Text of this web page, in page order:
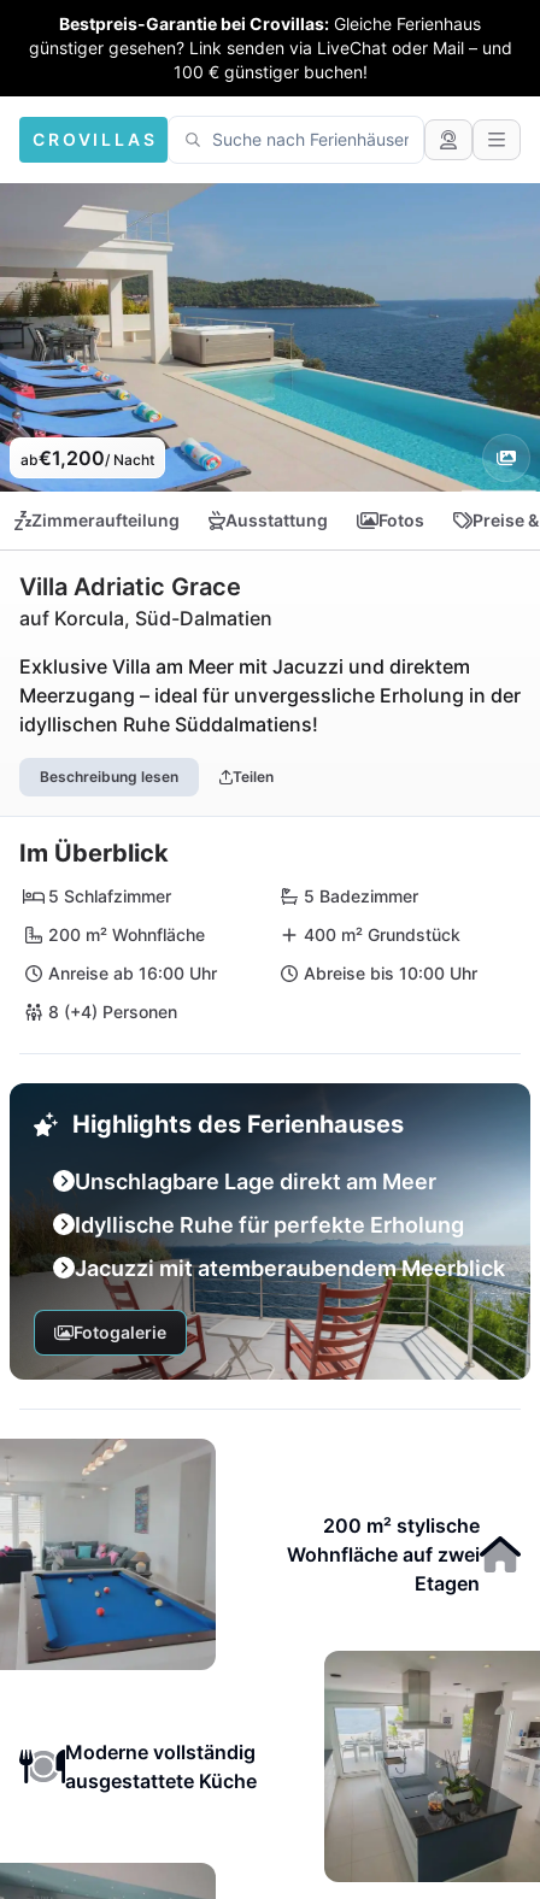
Bestpreis-Garantie bei Crovillas: Gleiche Ferienhaus
günstiger gesehen? Link senden via LiveChat oder Mail – und
100 € günstiger buchen!
CROVILLAS
ab€1,200/ Nacht
Zimmeraufteilung Ausstattung Fotos Preise
Villa Adriatic Grace
auf Korcula, Süd-Dalmatien
Exklusive Villa am Meer mit Jacuzzi und direktem
Meerzugang – ideal für unvergessliche Erholung in der
idyllischen Ruhe Süddalmatiens!
Beschreibung lesen Teilen
Im Überblick
5 Schlafzimmer
5 Badezimmer
200 m² Wohnfläche
400 m² Grundstück
Anreise ab 16:00 Uhr
Abreise bis 10:00 Uhr
8 (+4) Personen
Highlights des Ferienhauses
Unschlagbare Lage direkt am Meer
Idyllische Ruhe für perfekte Erholung
Jacuzzi mit atemberaubendem Meerblick
Fotogalerie
200 m² stylische
Wohnfläche auf zwei
Etagen
Moderne vollständig
ausgestattete Küche